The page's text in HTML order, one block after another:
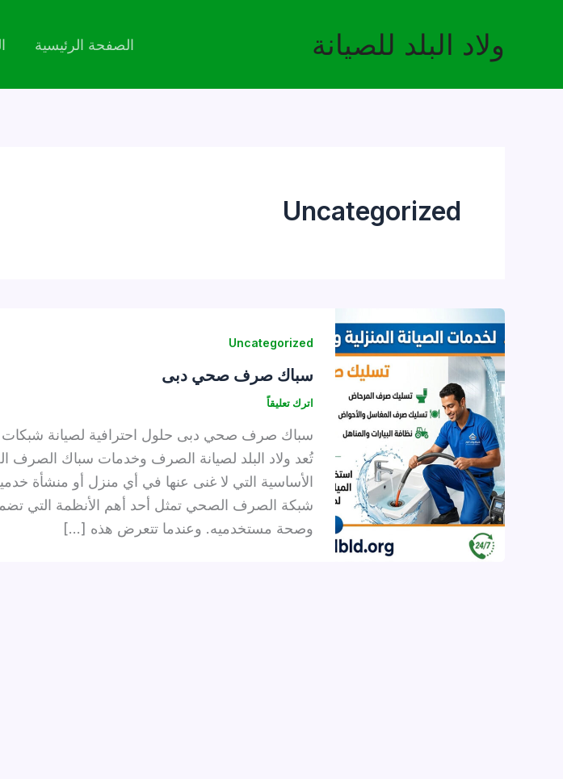
ولاد البلد للصيانة الصفحة الرئيسية
Uncategorized
Uncategorized
سباك صرف صحي دبى
اترك تعليقاً
سباك صرف صحي دبى حلول احترافية لصيانة شبكات
تُعد ولاد البلد لصيانة الصرف وخدمات سباك
الأساسية التي لا غنى عنها في أي منزل أو منشأة
شبكة الصرف الصحي تمثل أحد أهم الأنظمة التي
وصحة مستخدميه. وعندما تتعرض هذه […]